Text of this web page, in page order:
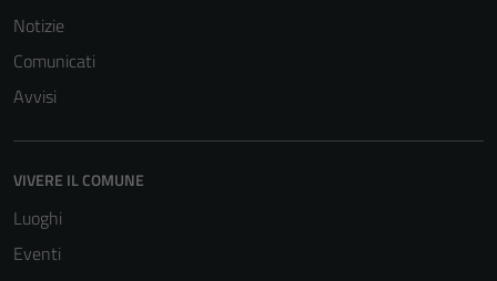
Notizie
Comunicati
Avvisi
VIVERE IL COMUNE
Luoghi
Eventi